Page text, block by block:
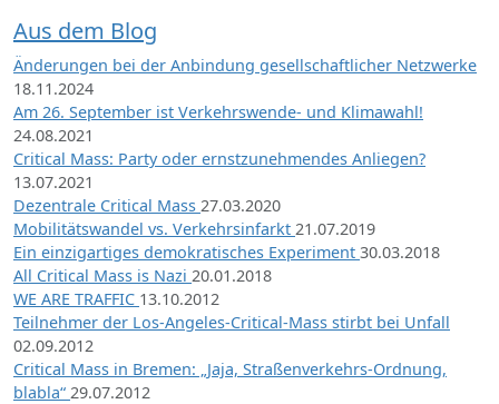
Aus dem Blog
Änderungen bei der Anbindung gesellschaftlicher Netzwerke
18.11.2024
Am 26. September ist Verkehrswende- und Klimawahl!
24.08.2021
Critical Mass: Party oder ernstzunehmendes Anliegen?
13.07.2021
Dezentrale Critical Mass 27.03.2020
Mobilitätswandel vs. Verkehrsinfarkt 21.07.2019
Ein einzigartiges demokratisches Experiment 30.03.2018
All Critical Mass is Nazi 20.01.2018
WE ARE TRAFFIC 13.10.2012
Teilnehmer der Los-Angeles-Critical-Mass stirbt bei Unfall
02.09.2012
Critical Mass in Bremen: „Jaja, Straßenverkehrs-Ordnung,
blabla“ 29.07.2012